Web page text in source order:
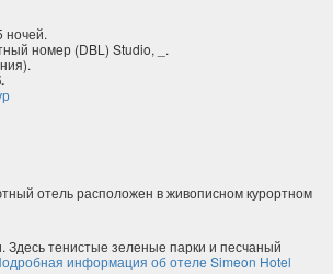
ночей.
номер (DBL) Studio, _.
отель расположен в живописном курортном
тенистые зеленые парки и песчаный
информация об отеле Simeon Hotel